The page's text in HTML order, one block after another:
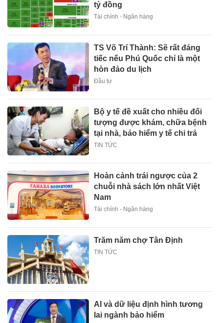
tỷ đồng
Tài chính - Ngân hàng
TS Võ Trí Thành: Sẽ rất đáng
tiếc nếu Phú Quốc chỉ là một
hòn đảo du lịch
Đầu tư
Bộ y tế đề xuất cho nhiều đối
tượng được khám, chữa bệnh
tại nhà, bảo hiểm y tế chi trả
TIN TỨC
Hoàn cảnh trái ngược của 2
chuỗi nhà sách lớn nhất Việt
Nam
Tài chính - Ngân hàng
Trăm năm chợ Tân Định
TIN TỨC
AI và dữ liệu định hình tương
lai ngành bảo hiểm